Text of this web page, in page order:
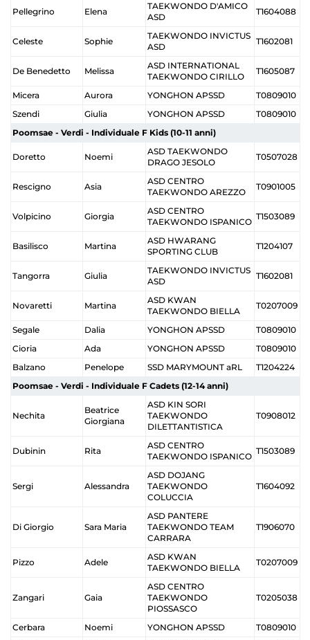
Pellegrino Elena
TAEKWONDO D'AMICO
ASD
T1604088
Celeste Sophie
TAEKWONDO INVICTUS
ASD
T1602081
De Benedetto Melissa
ASD INTERNATIONAL
TAEKWONDO CIRILLO
T1605087
Micera Aurora YONGHON APSSD
T0809010
Szendi
Giulia YONGHON APSSD
T0809010
Poomsae - Verdi - Individuale F Kids (10-11 anni)
Doretto Noemi
ASD TAEKWONDO
DRAGO JESOLO
T0507028
Rescigno Asia
ASD CENTRO
TAEKWONDO AREZZO
T0901005
Volpicino Giorgia
ASD CENTRO
TAEKWONDO ISPANICO
T1503089
Basilisco Martina
ASD HWARANG
SPORTING CLUB
T1204107
Tangorra Giulia
TAEKWONDO INVICTUS
ASD
T1602081
Novaretti Martina
ASD KWAN
TAEKWONDO BIELLA
T0207009
Segale Dalia YONGHON APSSD
T0809010
Cioria
Ada YONGHON APSSD
T0809010
Balzano
Penelope SSD MARYMOUNT aRL
T1204224
Poomsae - Verdi - Individuale F Cadets (12-14 anni)
Nechita
Beatrice
Giorgiana
ASD KIN SORI
TAEKWONDO
DILETTANTISTICA
T0908012
Dubinin Rita
ASD CENTRO
TAEKWONDO ISPANICO
T1503089
Sergi Alessandra
ASD DOJANG
TAEKWONDO
COLUCCIA
T1604092
Di Giorgio Sara Maria
ASD PANTERE
TAEKWONDO TEAM
CARRARA
T1906070
Pizzo Adele
ASD KWAN
TAEKWONDO BIELLA
T0207009
Zangari Gaia
ASD CENTRO
TAEKWONDO
PIOSSASCO
T0205038
Cerbara Noemi YONGHON APSSD
T0809010